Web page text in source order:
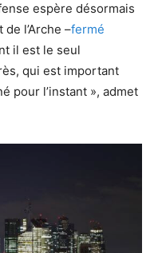
espère désormais
l’Arche –fermé
il est le seul
qui est important
pour l’instant », admet